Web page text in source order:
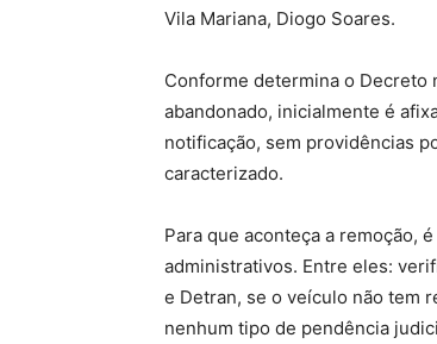
Vila Mariana, Diogo Soares.
Conforme determina o Decreto
abandonado, inicialmente é
notificação, sem providências
caracterizado.
Para que aconteça a remoção,
administrativos. Entre eles:
e Detran, se o veículo não tem
nenhum tipo de pendência